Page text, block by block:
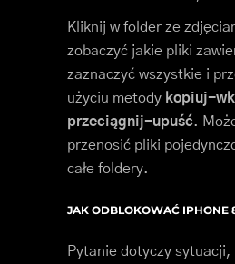
Kliknij w folder ze
zobaczyć jakie pliki
zaznaczyć wszystkie i
użyciu metody kopiuj-
przeciągnij-upuść.
przenosić pliki
całe foldery.
JAK ODBLOKOWAĆ IPHONE
Pytanie dotyczy